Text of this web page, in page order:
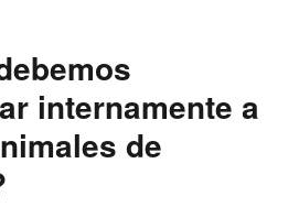
internamente a
de